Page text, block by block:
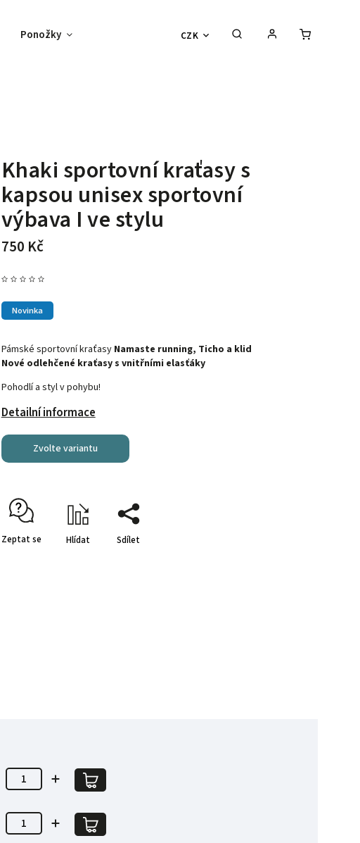
CZK
Ponožky Vouchery Sexy outlet
Khaki sportovní kraťasy s
kapsou unisexsportovní
výbava I ve stylu
750 Kč
Novinka
Pámské sportovní kraťasy Namaste running, Ticho a klid
Nové odlehčené kraťasy s vnitřními elasťáky
Pohodlí a styl v pohybu!
Detailní informace
Zvolte variantu
Zeptat se Hlídat Sdílet